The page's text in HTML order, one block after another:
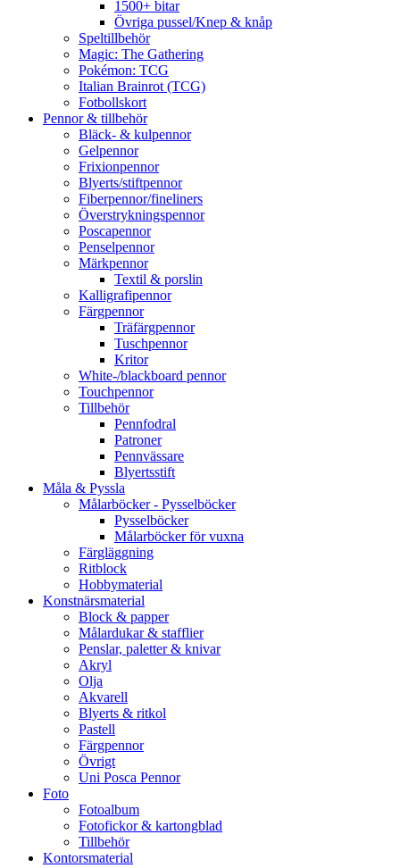
1500+ bitar
Övriga pussel/Knep & knåp
Speltillbehör
Magic: The Gathering
Pokémon: TCG
Italian Brainrot (TCG)
Fotbollskort
Pennor & tillbehör
Bläck- & kulpennor
Gelpennor
Frixionpennor
Blyerts/stiftpennor
Fiberpennor/fineliners
Överstrykningspennor
Poscapennor
Penselpennor
Märkpennor
Textil & porslin
Kalligrafipennor
Färgpennor
Träfärgpennor
Tuschpennor
Kritor
White-/blackboard pennor
Touchpennor
Tillbehör
Pennfodral
Patroner
Pennvässare
Blyertsstift
Måla & Pyssla
Målarböcker - Pysselböcker
Pysselböcker
Målarböcker för vuxna
Färgläggning
Ritblock
Hobbymaterial
Konstnärsmaterial
Block & papper
Målardukar & stafflier
Penslar, paletter & knivar
Akryl
Olja
Akvarell
Blyerts & ritkol
Pastell
Färgpennor
Övrigt
Uni Posca Pennor
Foto
Fotoalbum
Fotofickor & kartongblad
Tillbehör
Kontorsmaterial